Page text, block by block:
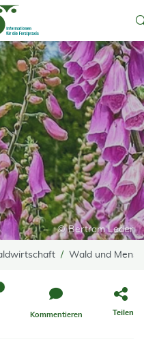
© Bertram Leder
Wald und
Kommentieren Teilen